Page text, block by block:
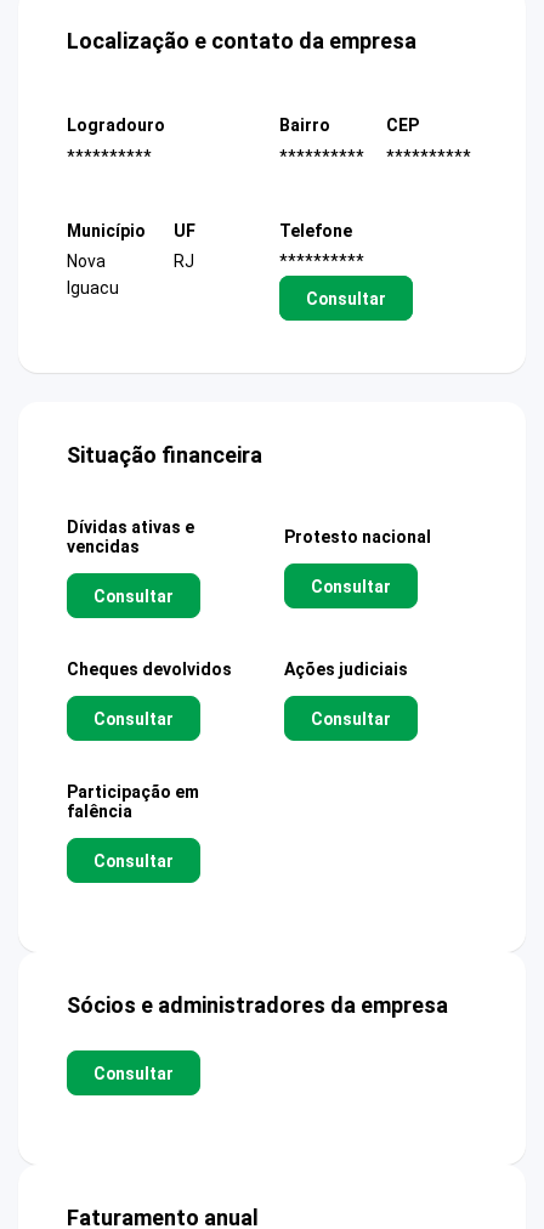
Localização e contato da empresa
Logradouro
**********
Bairro
**********
CEP
**********
Município
Nova
Iguacu
UF
RJ
Telefone
**********
Consultar
Situação financeira
Dívidas ativas e
vencidas
Consultar
Protesto nacional
Consultar
Cheques devolvidos
Consultar
Ações judiciais
Consultar
Participação em
falência
Consultar
Sócios e administradores da empresa
Consultar
Faturamento anual